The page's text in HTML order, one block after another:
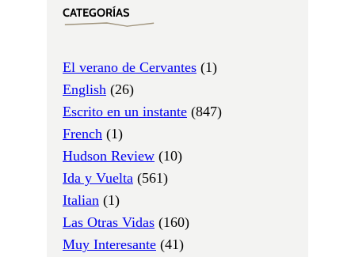
CATEGORÍAS
El verano de Cervantes (1)
English (26)
Escrito en un instante (847)
French (1)
Hudson Review (10)
Ida y Vuelta (561)
Italian (1)
Las Otras Vidas (160)
Muy Interesante (41)